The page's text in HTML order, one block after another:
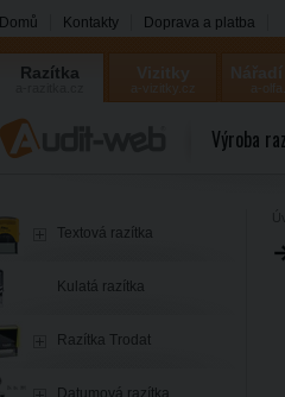
Domů Kontakty Doprava a platba
Razítka
Výroba
Textová razítka
Kulatá razítka
Razítka Trodat
Datumová razítka